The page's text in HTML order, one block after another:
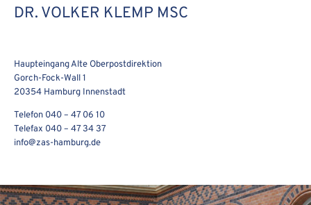
DR. VOLKER KLEMP MSC
Haupteingang Alte Oberpostdirektion
Gorch-Fock-Wall 1
20354 Hamburg Innenstadt
Telefon 040 – 47 06 10
Telefax 040 – 47 34 37
info@zas-hamburg.de